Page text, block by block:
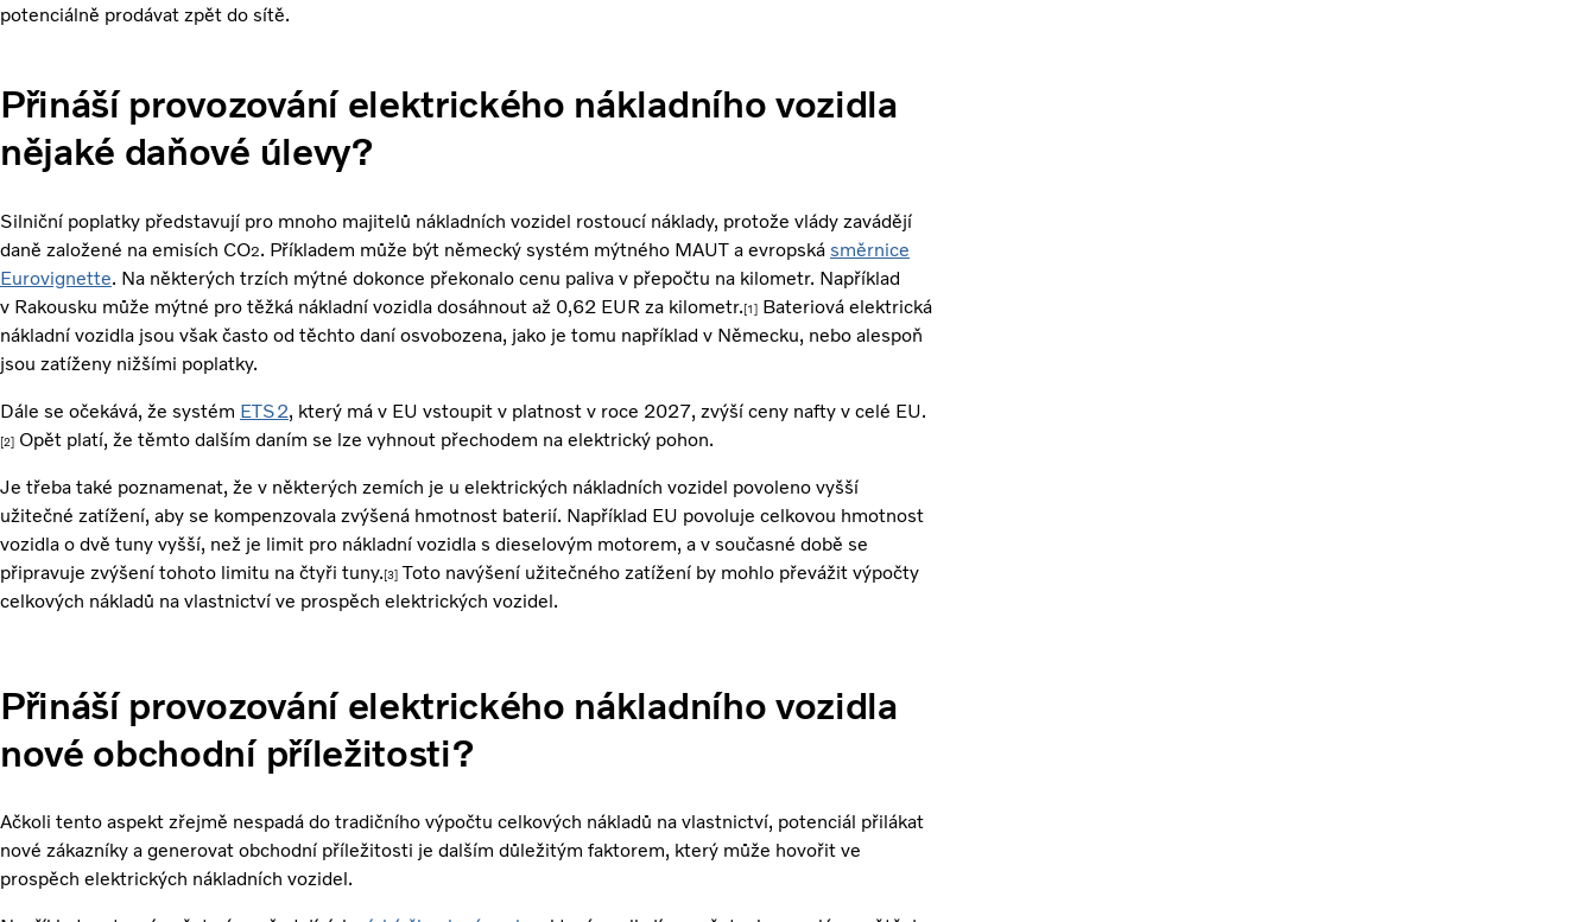
potenciálně prodávat zpět do sítě.
Přináší provozování elektrického nákladního vozidla
nějaké daňové úlevy?
Silniční poplatky představují pro mnoho majitelů nákladních vozidel rostoucí náklady, protože vlády zavádějí
daně založené na emisích CO2. Příkladem může být německý systém mýtného MAUT a evropská směrnice
Eurovignette. Na některých trzích mýtné dokonce překonalo cenu paliva v přepočtu na kilometr. Například
v Rakousku může mýtné pro těžká nákladní vozidla dosáhnout až 0,62 EUR za kilometr.[1] Bateriová elektrická
nákladní vozidla jsou však často od těchto daní osvobozena, jako je tomu například v Německu, nebo alespoň
jsou zatíženy nižšími poplatky.
Dále se očekává, že systém ETS2, který má v EU vstoupit v platnost v roce 2027, zvýší ceny nafty v celé EU.
[2] Opět platí, že těmto dalším daním se lze vyhnout přechodem na elektrický pohon.
Je třeba také poznamenat, že v některých zemích je u elektrických nákladních vozidel povoleno vyšší
užitečné zatížení, aby se kompenzovala zvýšená hmotnost baterií. Například EU povoluje celkovou hmotnost
vozidla o dvě tuny vyšší, než je limit pro nákladní vozidla s dieselovým motorem, a v současné době se
připravuje zvýšení tohoto limitu na čtyři tuny.[3] Toto navýšení užitečného zatížení by mohlo převážit výpočty
celkových nákladů na vlastnictví ve prospěch elektrických vozidel.
Přináší provozování elektrického nákladního vozidla
nové obchodní příležitosti?
Ačkoli tento aspekt zřejmě nespadá do tradičního výpočtu celkových nákladů na vlastnictví, potenciál přilákat
nové zákazníky a generovat obchodní příležitosti je dalším důležitým faktorem, který může hovořit ve
prospěch elektrických nákladních vozidel.